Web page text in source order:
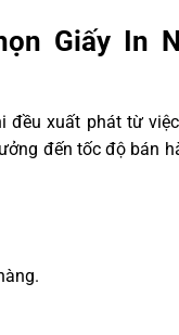
Giấy In
xuất phát từ
đến tốc độ bán